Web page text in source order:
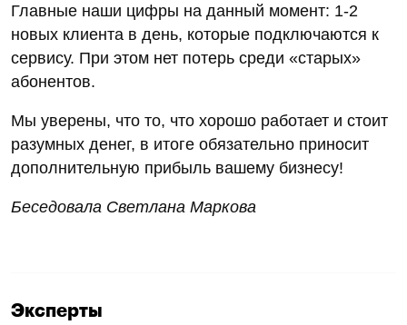
Главные наши цифры на данный момент: 1-2
новых клиента в день, которые подключаются к
сервису. При этом нет потерь среди «старых»
абонентов.
Мы уверены, что то, что хорошо работает и стоит
разумных денег, в итоге обязательно приносит
дополнительную прибыль вашему бизнесу!
Беседовала Светлана Маркова
Эксперты